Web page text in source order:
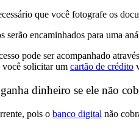
que você fotografe os
serão encaminhados para uma
pode ser acompanhado
você solicitar um cartão de crédito
dinheiro se ele não
pois o banco digital não